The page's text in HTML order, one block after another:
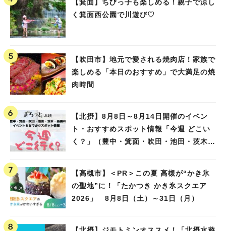
【箕面】ちびっ子も楽しめる！親子で涼し
く箕面西公園で川遊び♡
【吹田市】地元で愛される焼肉店！家族で
楽しめる「本日のおすすめ」で大満足の焼
肉時間
【北摂】8月8日～8月14日開催のイベン
ト・おすすめスポット情報「今週 どこい
く？」（豊中・箕面・吹田・池田・茨木・
【高槻市】＜PR＞この夏 高槻が“かき氷
の聖地”に！「たかつき かき氷スクエア
2026」 8月8日（土）～31日（月）